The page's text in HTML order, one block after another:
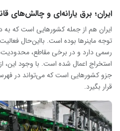
ایران؛ برق یارانه‌ای و چالش‌های
ایران هم از جمله کشورهایی است که به
توجه ماینرها بوده است. بااین‌حال
رسمی دارد و در برخی مقاطع،
استخراج اعمال شده است. با وجود این،
جزو کشورهایی است که می‌تواند در
قرار بگیرد.